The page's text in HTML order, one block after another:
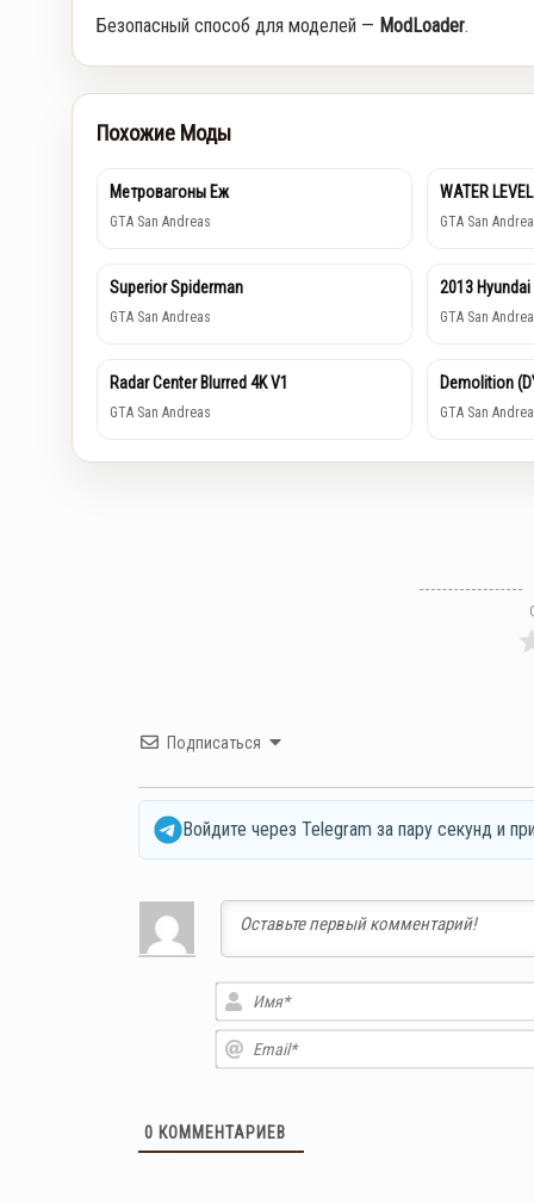
Безопасный способ для моделей — ModLoader.
Похожие Моды
Метровагоны Еж
GTA San Andreas
WATER LEVEL
GTA San
Superior Spiderman
GTA San Andreas
2013
GTA San
Radar Center Blurred 4K V1
GTA San Andreas
Demolition
GTA San
Подписаться
Войдите через Telegram за пару секунд и
0 КОММЕНТАРИЕВ